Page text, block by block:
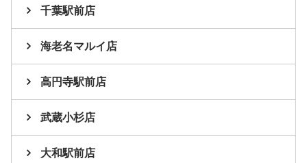
千葉駅前店
海老名マルイ店
高円寺駅前店
武蔵小杉店
大和駅前店